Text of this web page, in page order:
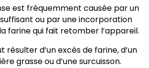
est fréquemment causée par un
ou par une incorporation
farine qui fait retomber l’appareil.
résulter d’un excès de farine, d’un
grasse ou d’une surcuisson.